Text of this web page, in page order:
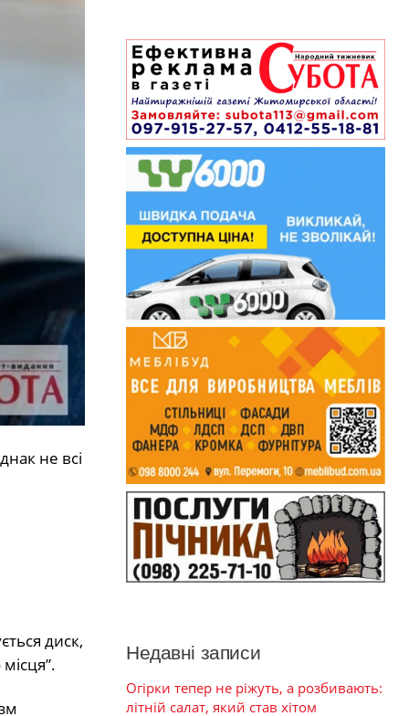
не всі
диск,
Недавні записи
Огірки тепер не ріжуть, а розбивають:
літній салат, який став хітом